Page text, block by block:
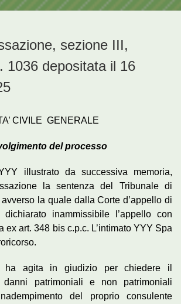
sezione III,
1036 depositata il 16
CIVILE GENERALE
del processo
illustrato da successiva memoria,
la sentenza del Tribunale di
la quale dalla Corte d’appello di
inammissibile l’appello con
ex art. 348 bis c.p.c. L’intimato YYY Spa
ha agita in giudizio per chiedere il
danni patrimoniali e non patrimoniali
del proprio consulente